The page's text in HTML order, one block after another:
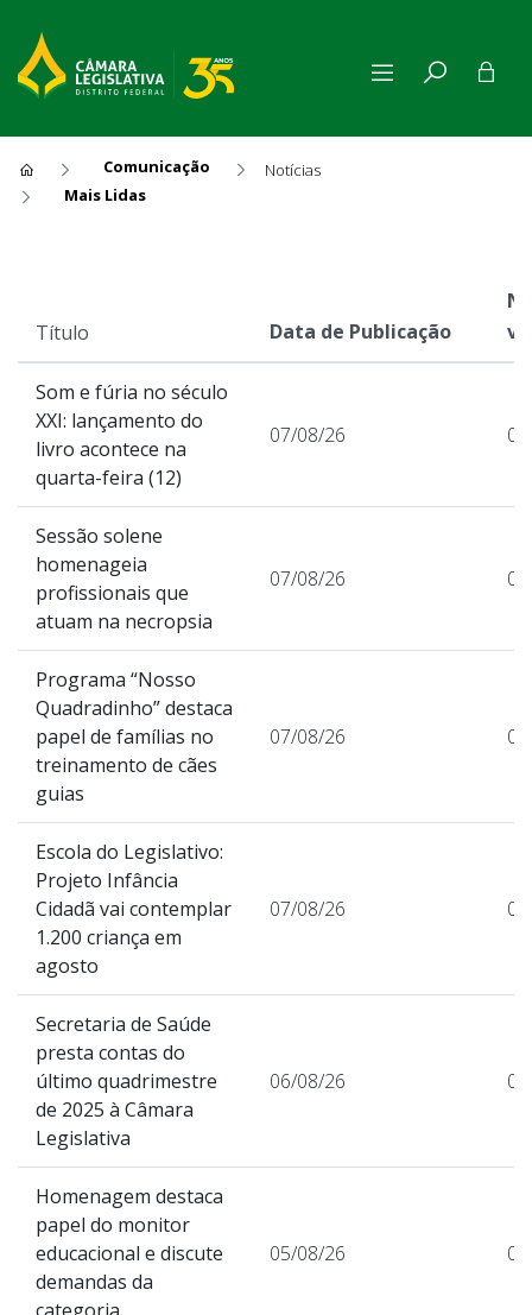
Comunicação
Notícias
Mais Lidas
Título Data de Publicação
Som e fúria no século
XXI: lançamento do
livro acontece na
quarta-feira (12)
07/08/26 0
Sessão solene
homenageia
profissionais que
atuam na necropsia
07/08/26 0
Programa “Nosso
Quadradinho” destaca
papel de famílias no
treinamento de cães
guias
07/08/26 0
Escola do Legislativo:
Projeto Infância
Cidadã vai contemplar
1.200 criança em
agosto
07/08/26 0
Secretaria de Saúde
presta contas do
último quadrimestre
de 2025 à Câmara
Legislativa
06/08/26 0
Homenagem destaca
papel do monitor
educacional e discute
demandas da
05/08/26 0